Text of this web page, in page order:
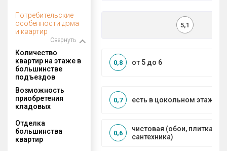
Потребительские
особенности дома
и квартир
Свернуть
5,1
Количество
квартир на этаже в
большинстве
подъездов
от 5 до 6
0,8
Возможность
приобретения
кладовых
есть в цокольном этаже
0,7
Отделка
большинства
квартир
чистовая (обои, плитка,
сантехника)
0,6